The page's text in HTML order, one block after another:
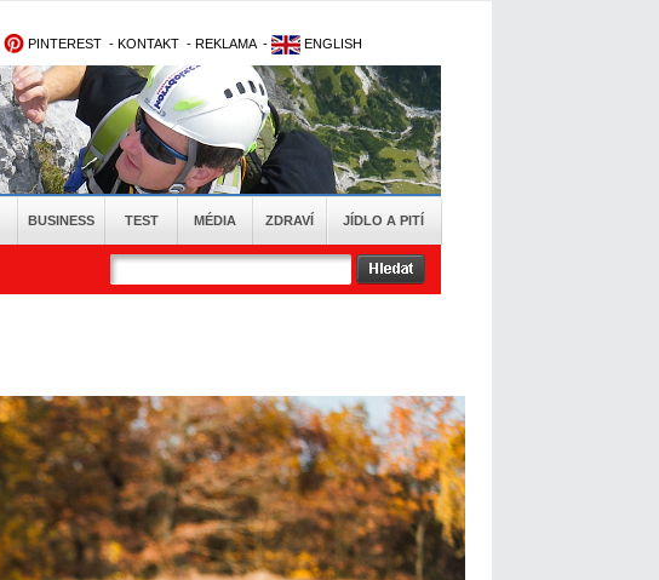
PINTEREST - KONTAKT - REKLAMA - ENGLISH
BUSINESS TEST MÉDIA ZDRAVÍ JÍDLO A PITÍ